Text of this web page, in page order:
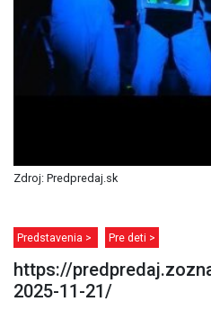
Zdroj: Predpredaj.sk
Predstavenia > Pre deti >
https://
2025-11-21/